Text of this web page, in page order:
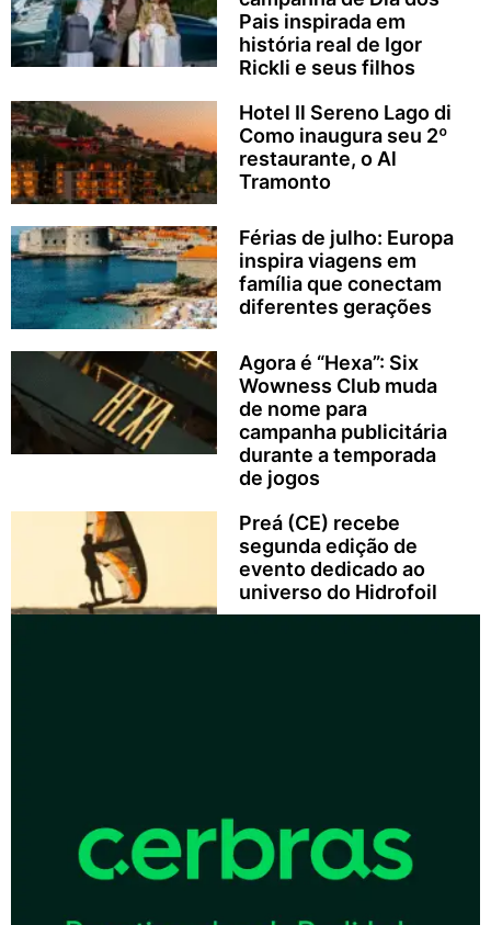
Pais inspirada em
história real de Igor
Rickli e seus filhos
Hotel Il Sereno Lago di
Como inaugura seu 2º
restaurante, o Al
Tramonto
Férias de julho: Europa
inspira viagens em
família que conectam
diferentes gerações
Agora é “Hexa”: Six
Wowness Club muda
de nome para
campanha publicitária
durante a temporada
de jogos
Preá (CE) recebe
segunda edição de
evento dedicado ao
universo do Hidrofoil